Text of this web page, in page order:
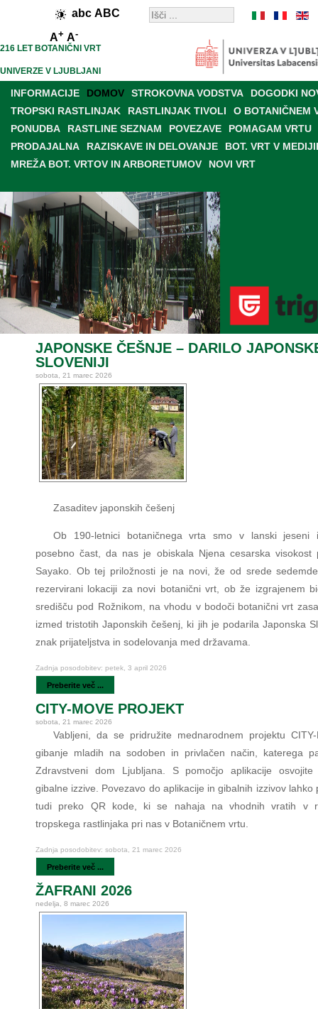
abc ABC
A+ A-
216 LET BOTANIČNI VRT
UNIVERZE V LJUBLJANI
INFORMACIJE DOMOV STROKOVNA VODSTVA
DOGODKI
TROPSKI RASTLINJAK
RASTLINJAK TIVOLI
O BOTANIČNEM
PONUDBA
RASTLINE SEZNAM POVEZAVE
POMAGAM VRTU
PRODAJALNA
RAZISKAVE IN DELOVANJE
BOT. VRT V
MREŽA BOT. VRTOV IN ARBORETUMOV
NOVI VRT
JAPONSKE ČEŠNJE – DARILO
SLOVENIJI
sobota, 21 marec 2026
Zasaditev japonskih češenj
Ob 190-letnici botaničnega vrta smo v lanski jeseni
posebno čast, da nas je obiskala Njena cesarska visokost
Sayako. Ob tej priložnosti je na novi, že od srede
rezervirani lokaciji za novi botanični vrt, ob že izgrajenem
središču pod Rožnikom, na vhodu v bodoči botanični vrt
izmed tristotih Japonskih češenj, ki jih je podarila Japonska
znak prijateljstva in sodelovanja med državama.
Zadnja posodobitev: petek, 3 april 2026
Preberite več ...
CITY-MOVE PROJEKT
sobota, 21 marec 2026
Vabljeni, da se pridružite mednarodnem projektu
gibanje mladih na sodoben in privlačen način, katerega
Zdravstveni dom Ljubljana. S pomočjo aplikacije osvojite
gibalne izzive. Povezavo do aplikacije in gibalnih izzivov lahko
tudi preko QR kode, ki se nahaja na vhodnih vratih v
tropskega rastlinjaka pri nas v Botaničnem vrtu.
Zadnja posodobitev: sobota, 21 marec 2026
Preberite več ...
ŽAFRANI 2026
nedelja, 8 marec 2026